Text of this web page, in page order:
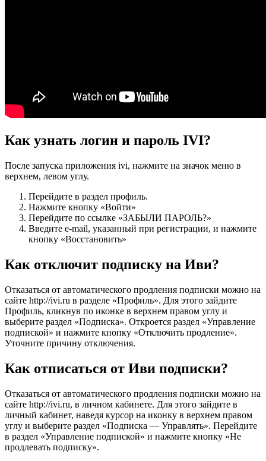
Как узнать логин и пароль IVI?
После запуска приложения ivi, нажмите на значок меню в
верхнем, левом углу.
Перейдите в раздел профиль.
Нажмите кнопку «Войти»
Перейдите по ссылке «ЗАБЫЛИ ПАРОЛЬ?»
Введите e-mail, указанный при регистрации, и нажмите
кнопку «Восстановить»
Как отключит подписку на Иви?
Отказаться от автоматического продления подписки можно на
сайте http://ivi.ru в разделе «Профиль». Для этого зайдите
Профиль, кликнув по иконке в верхнем правом углу и
выберите раздел «Подписка». Откроется раздел «Управление
подпиской» и нажмите кнопку «Отключить продление».
Уточните причину отключения.
Как отписаться от Иви подписки?
Отказаться от автоматического продления подписки можно на
сайте http://ivi.ru, в личном кабинете. Для этого зайдите в
личный кабинет, наведя курсор на иконку в верхнем правом
углу и выберите раздел «Подписка — Управлять». Перейдите
в раздел «Управление подпиской» и нажмите кнопку «Не
продлевать подписку».